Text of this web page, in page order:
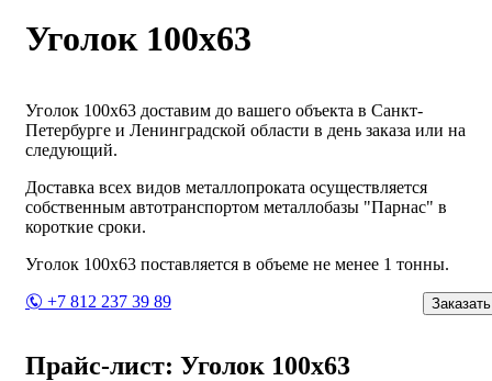
Уголок 100х63
Уголок 100х63 доставим до вашего объекта в Санкт-
Петербурге и Ленинградской области в день заказа или на
следующий.
Доставка всех видов металлопроката осуществляется
собственным автотранспортом металлобазы "Парнас" в
короткие сроки.
Уголок 100х63 поставляется в объеме не менее 1 тонны.
+7 812 237 39 89
Заказать
Прайс-лист: Уголок 100х63